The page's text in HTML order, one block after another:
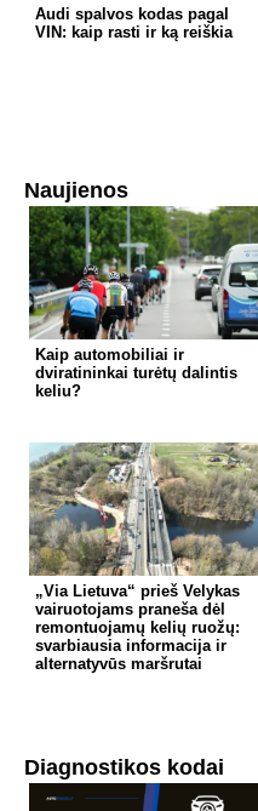
Audi spalvos kodas pagal
VIN: kaip rasti ir ką reiškia
Naujienos
Kaip automobiliai ir
dviratininkai turėtų dalintis
keliu?
„Via Lietuva“ prieš Velykas
vairuotojams praneša dėl
remontuojamų kelių ruožų:
svarbiausia informacija ir
alternatyvūs maršrutai
Diagnostikos kodai